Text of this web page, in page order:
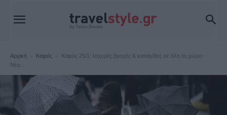
Αρχική Καιρός
Καιρός 25/1: Ισχυρές βροχές & καταιγίδες σε όλη τη χώρα -
Νέα...